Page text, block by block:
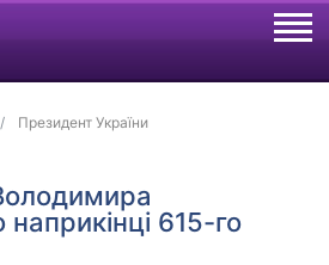
Президент України
615-го